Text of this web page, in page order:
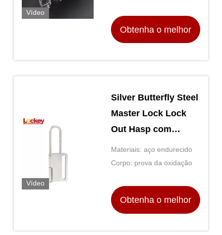
Vídeo
Obtenha o melhor
Vídeo
Silver Butterfly Steel
Master Lock Lock
Out Hasp com
superfície à prova de
ferrugem
Materiais: aço endurecido
Corpo: prova da oxidação
Obtenha o melhor